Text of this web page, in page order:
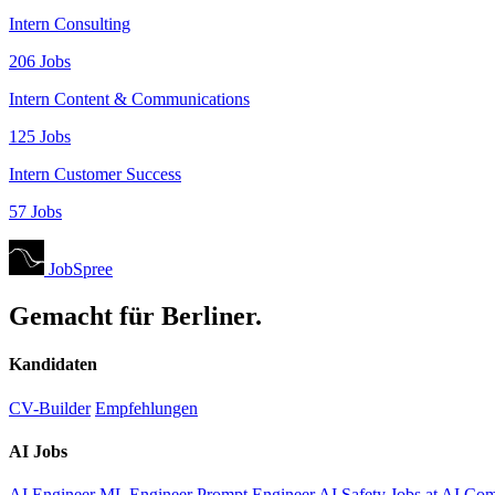
Intern Consulting
206 Jobs
Intern Content & Communications
125 Jobs
Intern Customer Success
57 Jobs
JobSpree
Gemacht für Berliner.
Kandidaten
CV-Builder Empfehlungen
AI Jobs